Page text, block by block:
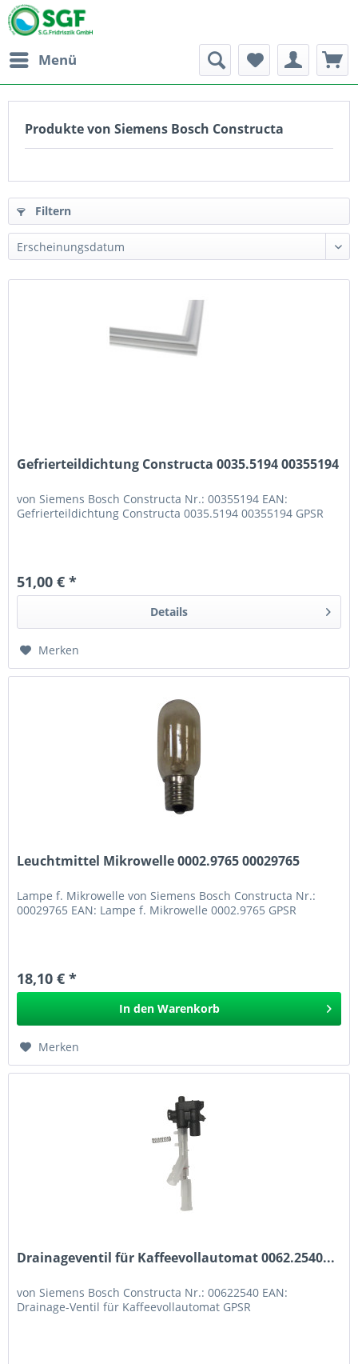
Menü
Produkte von Siemens Bosch Constructa
Filtern
Gefrierteildichtung Constructa 0035.5194 00355194
von Siemens Bosch Constructa Nr.: 00355194 EAN:
Gefrierteildichtung Constructa 0035.5194 00355194 GPSR
51,00 € *
Details
Merken
Leuchtmittel Mikrowelle 0002.9765 00029765
Lampe f. Mikrowelle von Siemens Bosch Constructa Nr.:
00029765 EAN: Lampe f. Mikrowelle 0002.9765 GPSR
18,10 € *
In den Warenkorb
Merken
Drainageventil für Kaffeevollautomat 0062.2540...
von Siemens Bosch Constructa Nr.: 00622540 EAN:
Drainage-Ventil für Kaffeevollautomat GPSR